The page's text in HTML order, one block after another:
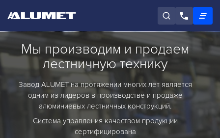
Мы производим и продаем
лестничную технику
Завод ALUMET на протяжении многих лет является
одним из лидеров в производстве и продаже
алюминиевых лестничных конструкций.
Система управления качеством продукции
сертифицирована